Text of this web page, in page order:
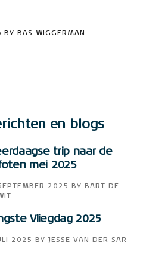
BAS WIGGERMAN
en blogs
trip naar de
mei 2025
2025 BY
BART DE
Vliegdag 2025
2025 BY JESSE VAN DER SAR